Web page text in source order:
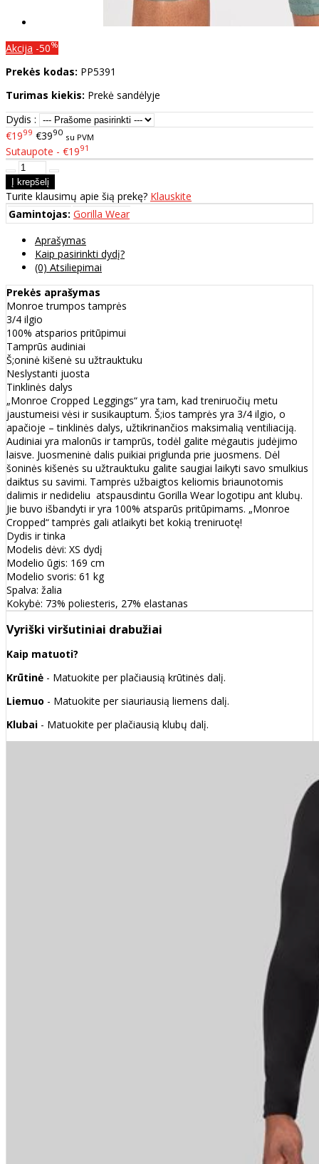
Akcija -50%
Prekės kodas: PP5391
Turimas kiekis: Prekė sandėlyje
Dydis :
€1999 €3990 su PVM
Sutaupote - €1991
Turite klausimų apie šią prekę? Klauskite
Gamintojas: Gorilla Wear
Aprašymas
Kaip pasirinkti dydį?
(0) Atsiliepimai
Prekės aprašymas
Monroe trumpos tamprės
3/4 ilgio
100% atsparios pritūpimui
Tamprūs audiniai
Š;oninė kišenė su užtrauktuku
Neslystanti juosta
Tinklinės dalys
„Monroe Cropped Leggings“ yra tam, kad treniruočių metu
jaustumeisi vėsi ir susikauptum. Š;ios tamprės yra 3/4 ilgio, o
apačioje – tinklinės dalys, užtikrinančios maksimalią ventiliaciją.
Audiniai yra malonūs ir tamprūs, todėl galite mėgautis judėjimo
laisve. Juosmeninė dalis puikiai priglunda prie juosmens. Dėl
šoninės kišenės su užtrauktuku galite saugiai laikyti savo smulkius
daiktus su savimi. Tamprės užbaigtos keliomis briaunotomis
dalimis ir nedideliu atspausdintu Gorilla Wear logotipu ant klubų.
Jie buvo išbandyti ir yra 100% atsparūs pritūpimams. „Monroe
Cropped“ tamprės gali atlaikyti bet kokią treniruotę!
Dydis ir tinka
Modelis dėvi: XS dydį
Modelio ūgis: 169 cm
Modelio svoris: 61 kg
Spalva: žalia
Kokybė: 73% poliesteris, 27% elastanas
Vyriški viršutiniai drabužiai
Kaip matuoti?
Krūtinė - Matuokite per plačiausią krūtinės dalį.
Liemuo - Matuokite per siauriausią liemens dalį.
Klubai - Matuokite per plačiausią klubų dalį.